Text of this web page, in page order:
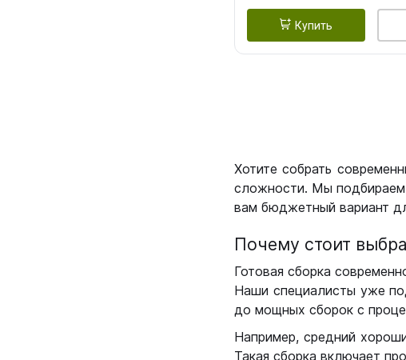
Купить
Хотите собрать
сложности. Мы подбираем
вам бюджетный вариант
Почему стоит
Готовая сборка
Наши специалисты уже
до мощных сборок с
Например, средний
Такая сборка включает